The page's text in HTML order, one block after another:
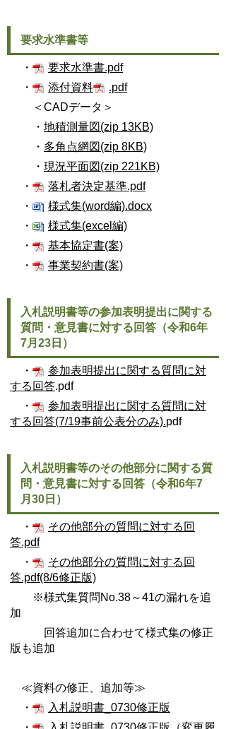
要求水準書等
・
要求水準書.pdf
・
添付資料
.pdf
＜CADデータ＞
・ 地積測量図(zip 13KB)
・ 多角点網図(zip 8KB)
・ 現況平面図(zip 221KB)
・
落札者決定基準.pdf
・
様式集(word編).docx
・
様式集(excel編)
・
基本協定書(案)
・
事業契約書(案)
入札説明書等の参加表明提出に関する
質問・意見書に対する回答（令和6年
7月23日）
・
参加表明提出に関する質問に対
する回答.pdf
・
参加表明提出に関する質問に対
する回答(7/19事前公表分のみ).pdf
入札説明書等のその他部分に関する質
問・意見書に対する回答（令和6年7
月30日）
・
その他部分の質問に対する回
答.pdf
・
その他部分の質問に対する回
答.pdf(8/6修正版)
※様式集質問No.38～41の漏れを追
加
回答追加に合わせて様式集の修正
版も追加
≪資料の修正、追加等≫
・
入札説明書_0730修正版